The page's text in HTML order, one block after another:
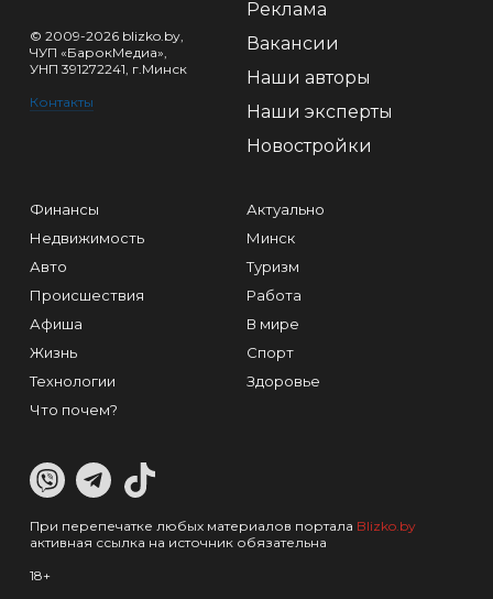
© 2009-2026 blizko.by,
ЧУП «БарокМедиа»,
УНП 391272241, г.Минск
Контакты
Реклама
Вакансии
Наши авторы
Наши эксперты
Новостройки
Финансы
Недвижимость
Авто
Происшествия
Афиша
Жизнь
Технологии
Что почем?
Актуально
Минск
Туризм
Работа
В мире
Спорт
Здоровье
При перепечатке любых материалов портала Blizko.by
активная ссылка на источник обязательна
18+